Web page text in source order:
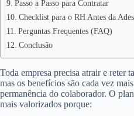
Passo a Passo para Contratar
Checklist para o RH Antes da
Perguntas Frequentes (FAQ)
Conclusão
Toda empresa precisa atrair e reter
mas os benefícios são cada vez
permanência do colaborador. O
mais valorizados porque: